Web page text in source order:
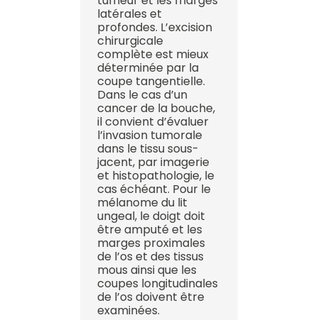
latérales et
profondes. L’excision
chirurgicale
complète est mieux
déterminée par la
coupe tangentielle.
Dans le cas d’un
cancer de la bouche,
il convient d’évaluer
l’invasion tumorale
dans le tissu sous-
jacent, par imagerie
et histopathologie, le
cas échéant. Pour le
mélanome du lit
ungeal, le doigt doit
être amputé et les
marges proximales
de l’os et des tissus
mous ainsi que les
coupes longitudinales
de l’os doivent être
examinées.